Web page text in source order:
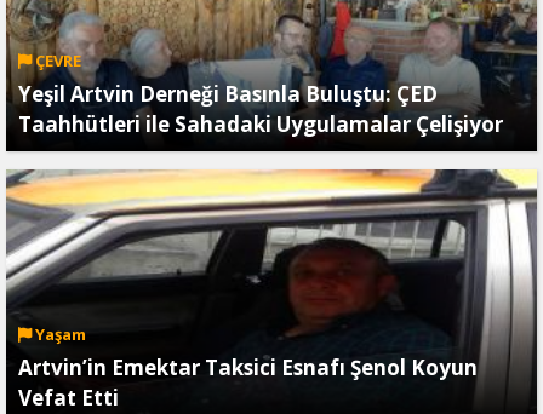
ÇEVRE
Yeşil Artvin Derneği Basınla Buluştu: ÇED
Taahhütleri ile Sahadaki Uygulamalar Çelişiyor
Yaşam
Artvin’in Emektar Taksici Esnafı Şenol Koyun
Vefat Etti